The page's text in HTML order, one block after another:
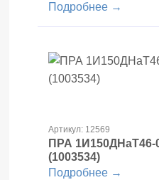
Подробнее →
Артикул: 12569
ПРА 1И150ДНаТ46-
(1003534)
Подробнее →